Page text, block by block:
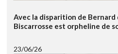
Avec la disparition de
Biscarrosse est orpheline de
23/06/26